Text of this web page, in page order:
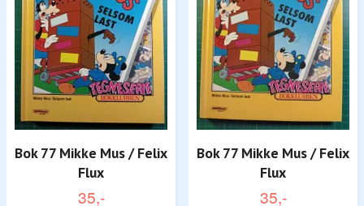
Bok 77 Mikke Mus / Felix
Flux
35,-
Bok 77 Mikke Mus / Felix
Flux
35,-